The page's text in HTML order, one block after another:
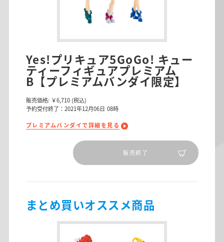
Yes!プリキュア5GoGo! キュー
ティーフィギュアプレミアム
B【プレミアムバンダイ限定】
販売価格: ￥6,710 (税込)
予約受付終了：2021年12月06日 08時
プレミアムバンダイで詳細を見る
販売終了
まとめ買いオススメ商品